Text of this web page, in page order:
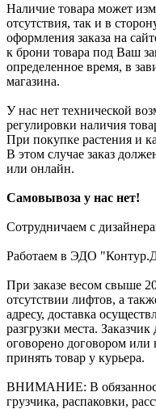
Наличие товара может
отсутствия, так и в
оформления заказа на
к брони товара под Ваш
определенное время, в
магазина.
У нас нет технической
регулировки наличия
При покупке растения и
В этом случае заказ
или онлайн.
Самовывоза у нас нет!
Сотрудничаем с
Работаем в ЭДО
При заказе весом свыше
отсутствии лифтов, а
адресу, доставка
разгрузки места.
оговорено договором или
принять товар у курьера.
ВНИМАНИЕ: В
грузчика, распаковки,